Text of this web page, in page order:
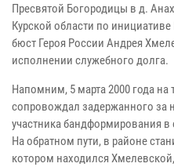
Пресвятой Богородицы в д.
Курской области по
бюст Героя России Андрея
исполнении служебного долга.
Напомним, 5 марта 2000 года на
сопровождал задержанного за
участника бандформирования
На обратном пути, в районе
котором находился